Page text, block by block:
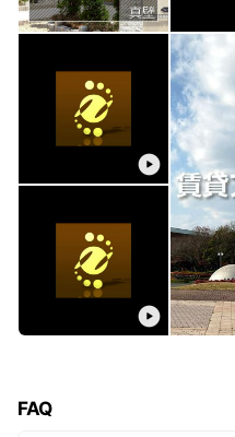
FAQ